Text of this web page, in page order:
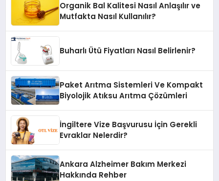
Organik Bal Kalitesi Nasıl Anlaşılır ve
Mutfakta Nasıl Kullanılır?
Buharlı Ütü Fiyatları Nasıl Belirlenir?
Paket Arıtma Sistemleri Ve Kompakt
Biyolojik Atıksu Arıtma Çözümleri
İngiltere Vize Başvurusu İçin Gerekli
Evraklar Nelerdir?
Ankara Alzheimer Bakım Merkezi
Hakkında Rehber